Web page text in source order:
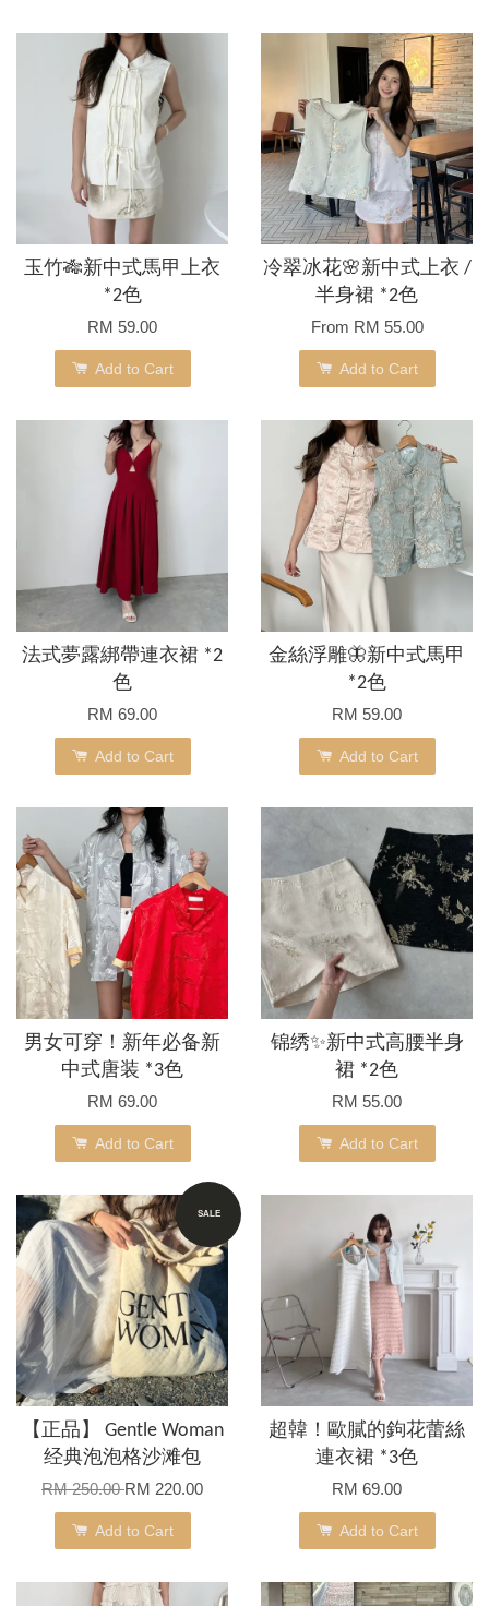
玉竹🎋新中式馬甲上衣
*2色
RM 59.00
Add to Cart
冷翠冰花🌸新中式上衣 /
半身裙 *2色
From RM 55.00
Add to Cart
法式夢露綁帶連衣裙 *2
色
RM 69.00
Add to Cart
金絲浮雕🦋新中式馬甲
*2色
RM 59.00
Add to Cart
男女可穿！新年必备新
中式唐装 *3色
RM 69.00
Add to Cart
锦绣✨新中式高腰半身
裙 *2色
RM 55.00
Add to Cart
SALE
【正品】 Gentle Woman
经典泡泡格沙滩包
RM 250.00RM 220.00
Add to Cart
超韓！歐膩的鉤花蕾絲
連衣裙 *3色
RM 69.00
Add to Cart